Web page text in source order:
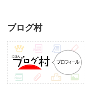
ブログ村